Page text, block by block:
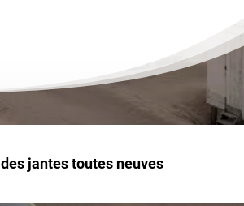
des jantes toutes neuves